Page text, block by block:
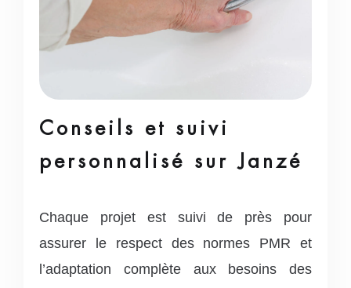
Conseils et suivi
personnalisé sur Janzé
Chaque projet est suivi de près pour
assurer le respect des normes PMR et
l’adaptation complète aux besoins des